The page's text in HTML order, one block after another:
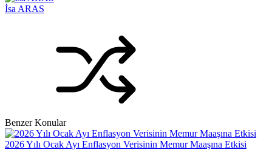
İsa ARAS
Benzer Konular
2026 Yılı Ocak Ayı Enflasyon Verisinin Memur Maaşına Etkisi